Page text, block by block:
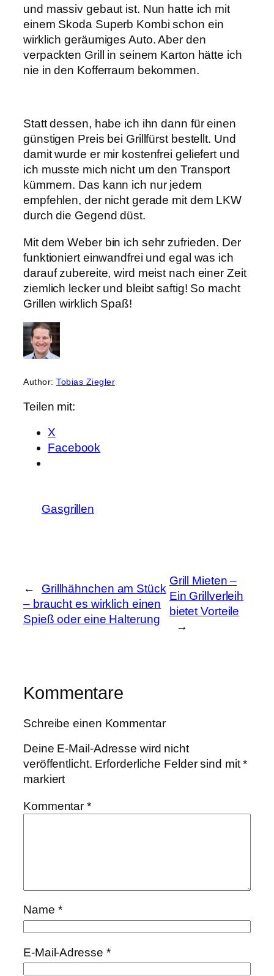
und massiv gebaut ist. Nun hatte ich mit
einem Skoda Superb Kombi schon ein
wirklich geräumiges Auto. Aber den
verpackten Grill in seinem Karton hätte ich
nie in den Kofferraum bekommen.
Statt dessen, habe ich ihn dann für einen
günstigen Preis bei Grillfürst bestellt. Und
damit wurde er mir kostenfrei geliefert und
ich musste mich nicht um den Transport
kümmern. Das kann ich nur jedem
empfehlen, der nicht gerade mit dem LKW
durch die Gegend düst.
Mit dem Weber bin ich sehr zufrieden. Der
funktioniert einwandfrei und egal was ich
darauf zubereite, wird meist nach einer Zeit
ziemlich lecker und bleibt saftig! So macht
Grillen wirklich Spaß!
Author: Tobias Ziegler
Teilen mit:
X
Facebook
Gasgrillen
←
Grillhähnchen am Stück
– braucht es wirklich einen
Spieß oder eine Halterung
Grill Mieten –
Ein Grillverleih
bietet Vorteile
→
Kommentare
Schreibe einen Kommentar
Deine E-Mail-Adresse wird nicht
veröffentlicht. Erforderliche Felder sind mit*
markiert
Kommentar*
Name *
E-Mail-Adresse *